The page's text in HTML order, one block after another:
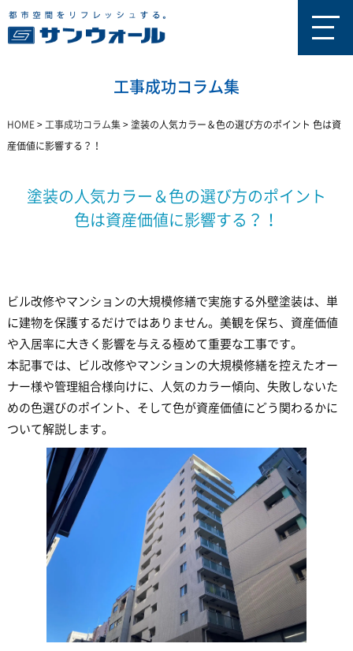
工事成功コラム集
HOME> 工事成功コラム集> 塗装の人気カラー＆色の選び方のポイント 色は資
産価値に影響する？！
塗装の人気カラー＆色の選び方のポイント
色は資産価値に影響する？！
ビル改修やマンションの大規模修繕で実施する外壁塗装は、単
に建物を保護するだけではありません。美観を保ち、資産価値
や入居率に大きく影響を与える極めて重要な工事です。
本記事では、ビル改修やマンションの大規模修繕を控えたオー
ナー様や管理組合様向けに、人気のカラー傾向、失敗しないた
めの色選びのポイント、そして色が資産価値にどう関わるかに
ついて解説します。